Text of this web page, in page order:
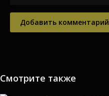
Добавить комментарий
Смотрите также